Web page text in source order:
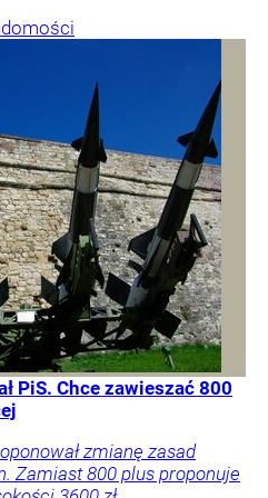
PiS. Chce zawieszać 800
zmianę zasad
Zamiast 800 plus proponuje